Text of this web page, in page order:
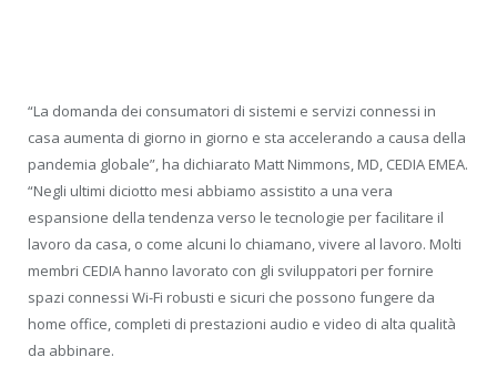
“La domanda dei consumatori di sistemi e servizi connessi in
casa aumenta di giorno in giorno e sta accelerando a causa della
pandemia globale”, ha dichiarato Matt Nimmons, MD, CEDIA EMEA.
“Negli ultimi diciotto mesi abbiamo assistito a una vera
espansione della tendenza verso le tecnologie per facilitare il
lavoro da casa, o come alcuni lo chiamano, vivere al lavoro. Molti
membri CEDIA hanno lavorato con gli sviluppatori per fornire
spazi connessi Wi-Fi robusti e sicuri che possono fungere da
home office, completi di prestazioni audio e video di alta qualità
da abbinare.